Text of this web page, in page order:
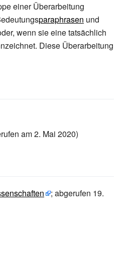
einer Überarbeitung
paraphrasen und
wenn sie eine tatsächlich
Diese Überarbeitung
am 2. Mai 2020)
; abgerufen 19.